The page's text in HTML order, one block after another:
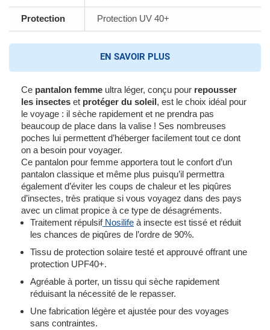
Protection Protection UV 40+
EN SAVOIR PLUS
Ce pantalon femme ultra léger, conçu pour repousser
les insectes et protéger du soleil, est le choix idéal pour
le voyage : il sèche rapidement et ne prendra pas
beaucoup de place dans la valise ! Ses nombreuses
poches lui permettent d’héberger facilement tout ce dont
on a besoin pour voyager.
Ce pantalon pour femme apportera tout le confort d’un
pantalon classique et même plus puisqu’il permettra
également d’éviter les coups de chaleur et les piqûres
d’insectes, très pratique si vous voyagez dans des pays
avec un climat propice à ce type de désagréments.
Traitement répulsifNosilife à insecte est tissé et réduit
les chances de piqûres de l’ordre de 90%.
Tissu de protection solaire testé et approuvé offrant une
protection UPF40+.
Agréable à porter, un tissu qui sèche rapidement
réduisant la nécessité de le repasser.
Une fabrication légère et ajustée pour des voyages
sans contraintes.